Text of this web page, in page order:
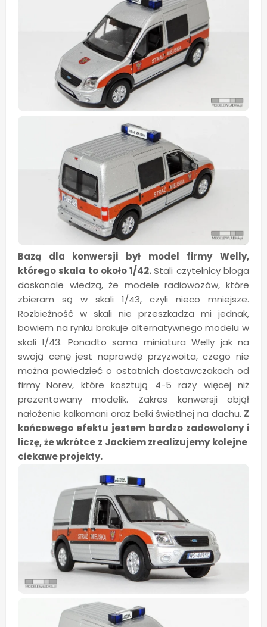
Bazą dla konwersji był model firmy Welly,
którego skala to około 1/42.Stali czytelnicy bloga
doskonale wiedzą, że modele radiowozów, które
zbieram są w skali 1/43, czyli nieco mniejsze.
Rozbieżność w skali nie przeszkadza mi jednak,
bowiem na rynku brakuje alternatywnego modelu w
skali 1/43. Ponadto sama miniatura Welly jak na
swoją cenę jest naprawdę przyzwoita, czego nie
można powiedzieć o ostatnich dostawczakach od
firmy Norev, które kosztują 4-5 razy więcej niż
prezentowany modelik. Zakres konwersji objął
nałożenie kalkomani oraz belki świetlnej na dachu. Z
końcowego efektu jestem bardzo zadowolony i
liczę, że wkrótce z Jackiem zrealizujemy kolejne
ciekawe projekty.